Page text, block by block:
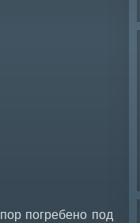
погребено под